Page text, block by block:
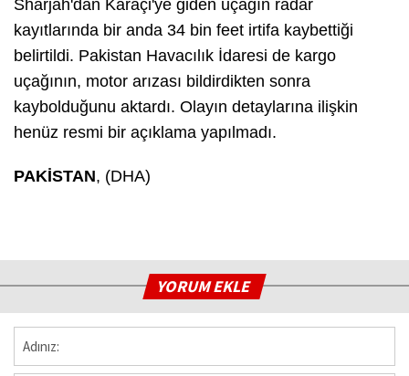
Sharjah'dan Karaçi'ye giden uçağın radar
kayıtlarında bir anda 34 bin feet irtifa kaybettiği
belirtildi. Pakistan Havacılık İdaresi de kargo
uçağının, motor arızası bildirdikten sonra
kaybolduğunu aktardı. Olayın detaylarına ilişkin
henüz resmi bir açıklama yapılmadı.
PAKİSTAN, (DHA)
YORUM EKLE